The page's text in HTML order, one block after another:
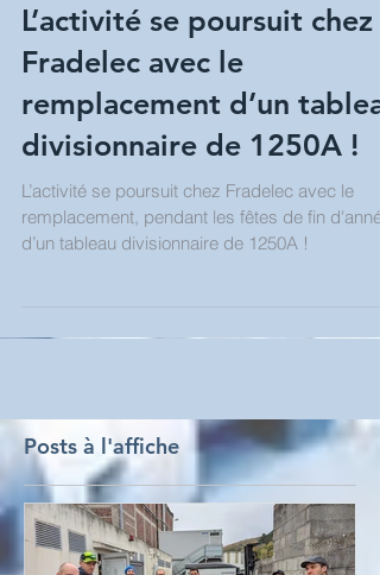
L’activité se poursuit chez
Fradelec avec le
remplacement d’un
divisionnaire de 1250A !
L’activité se poursuit chez Fradelec avec le
Posts à l'affiche